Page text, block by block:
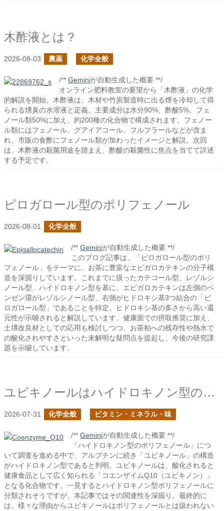
木酢液とは？
2026-08-03 農薬 化学全般
/** Geminiが自動生成した概要 **/
オンライン肥料教室の要望から「木酢液」の化学
的解説を開始。木酢液は、木材や竹炭製造時に出る煙を冷却して得
られる燻臭の水溶液と定義。主要成分は水分90%、酢酸5%、フェ
ノール類50%に加え、約200種の化合物で構成されます。フェノー
ル類にはフェノール、グアイアコール、フルフラールなどが含ま
れ、市販の食酢にフェノール類が加わったイメージと解説。次回
は、木酢液の殺菌用途を踏まえ、酢酸の殺菌性に焦点を当てて詳述
する予定です。
ピロガロール型のポリフェノール
2026-08-01 化学全般
/** Geminiが自動生成した概要 **/
このブログ記事は、「ピロガロール型のポリ
フェノール」をテーマに、お茶に豊富なエピガロカテキンの分子構
造を深掘りしています。これまでに扱ったカテコール型、レゾルシ
ノール型、ハイドロキノン型を基に、エピガロカテキンは左側のベ
ンゼン環がレゾルシノール型、右側がヒドロキシ基3つ結合の「ピ
ロガロール型」であることを特定。ヒドロキシ基の多さから高い還
元性が示唆されると解説しています。健康面での摂取推奨に加え、
土壌改良材としての応用も検討しつつ、お茶粕への残存性や熱水で
の酸化されやすさといった未解明な疑問点を提起し、今後の研究課
題を示唆しています。
ユビキノールはハイドロキノン型のポリフェノールか？
2026-07-31 化学全般 ビタミン・ミネラル・味
/** Geminiが自動生成した概要 **/
「ハイドロキノン型のポリフェノール」につ
いて調査を進める中で、アルブチンに続き「ユビキノール」の構造
がハイドロキノン型であると判明。ユビキノールは、酸化されると
健康食品として広く知られる「コエンザイムQ10（ユビキノン）」
となる化合物です。一見するとハイドロキノン型ポリフェノールに
分類されそうですが、本記事ではその関連性を深掘り。最終的に
は、様々な理由からユビキノールはポリフェノールとは扱われない